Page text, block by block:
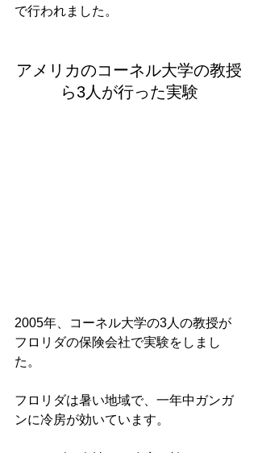
で行われました。
アメリカのコーネル大学の教授
ら3人が行った実験
2005年、コーネル大学の3人の教授が
フロリダの保険会社で実験をしまし
た。
フロリダは暑い地域で、一年中ガンガ
ンに冷房が効いています。